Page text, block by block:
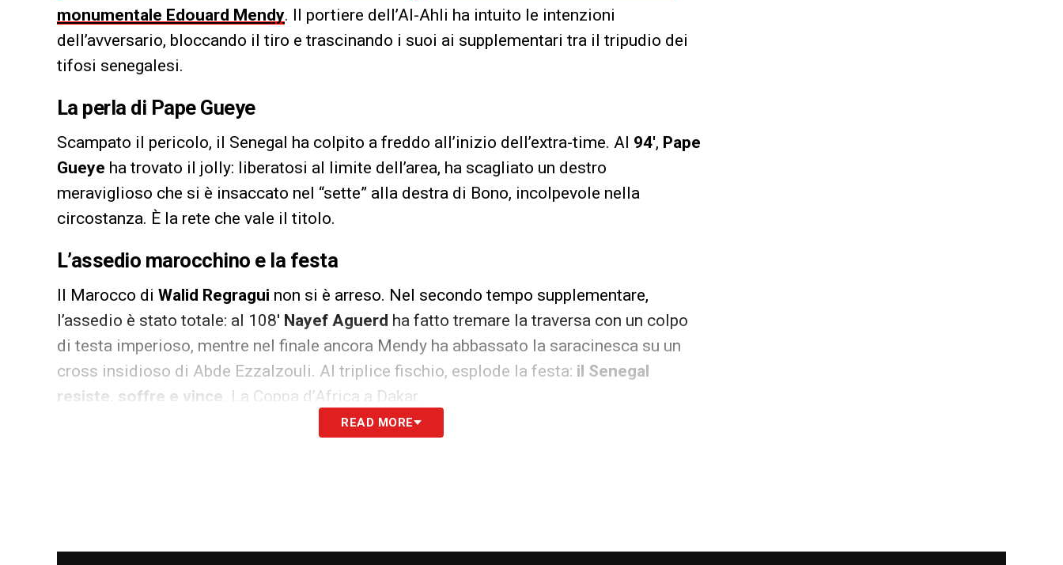
monumentale Edouard Mendy. Il portiere dell’Al-Ahli ha intuito le intenzioni
dell’avversario, bloccando il tiro e trascinando i suoi ai supplementari tra il tripudio dei
tifosi senegalesi.
La perla di Pape Gueye
Scampato il pericolo, il Senegal ha colpito a freddo all’inizio dell’extra-time. Al 94′, Pape
Gueye ha trovato il jolly: liberatosi al limite dell’area, ha scagliato un destro
meraviglioso che si è insaccato nel “sette” alla destra di Bono, incolpevole nella
circostanza. È la rete che vale il titolo.
L’assedio marocchino e la festa
Il Marocco di Walid Regragui non si è arreso. Nel secondo tempo supplementare,
l’assedio è stato totale: al 108′ Nayef Aguerd ha fatto tremare la traversa con un colpo
di testa imperioso, mentre nel finale ancora Mendy ha abbassato la saracinesca su un
cross insidioso di Abde Ezzalzouli. Al triplice fischio, esplode la festa: il Senegal
resiste, soffre e vince . La Coppa d’Africa a Dakar.
READ MORE